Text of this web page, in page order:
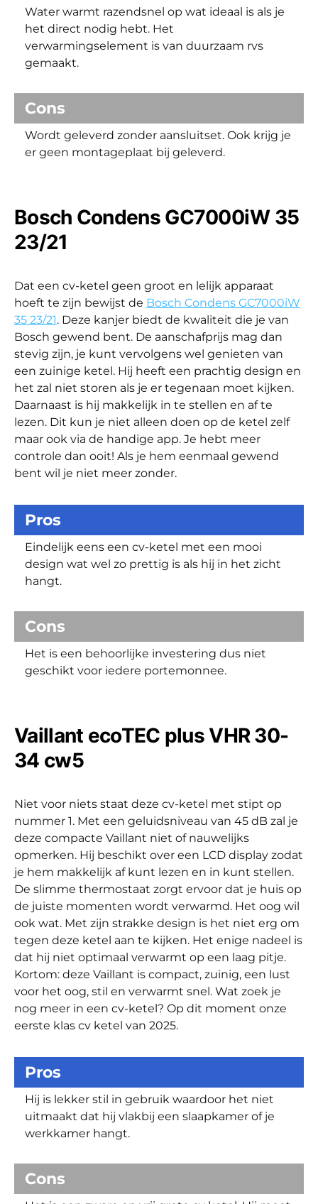
Water warmt razendsnel op wat ideaal is als je
het direct nodig hebt. Het
verwarmingselement is van duurzaam rvs
gemaakt.
Cons
Wordt geleverd zonder aansluitset. Ook krijg je
er geen montageplaat bij geleverd.
Bosch Condens GC7000iW 35
23/21
Dat een cv-ketel geen groot en lelijk apparaat
hoeft te zijn bewijst de Bosch Condens GC7000iW
35 23/21. Deze kanjer biedt de kwaliteit die je van
Bosch gewend bent. De aanschafprijs mag dan
stevig zijn, je kunt vervolgens wel genieten van
een zuinige ketel. Hij heeft een prachtig design en
het zal niet storen als je er tegenaan moet kijken.
Daarnaast is hij makkelijk in te stellen en af te
lezen. Dit kun je niet alleen doen op de ketel zelf
maar ook via de handige app. Je hebt meer
controle dan ooit! Als je hem eenmaal gewend
bent wil je niet meer zonder.
Pros
Eindelijk eens een cv-ketel met een mooi
design wat wel zo prettig is als hij in het zicht
hangt.
Cons
Het is een behoorlijke investering dus niet
geschikt voor iedere portemonnee.
Vaillant ecoTEC plus VHR 30-
34 cw5
Niet voor niets staat deze cv-ketel met stipt op
nummer 1. Met een geluidsniveau van 45 dB zal je
deze compacte Vaillant niet of nauwelijks
opmerken. Hij beschikt over een LCD display zodat
je hem makkelijk af kunt lezen en in kunt stellen.
De slimme thermostaat zorgt ervoor dat je huis op
de juiste momenten wordt verwarmd. Het oog wil
ook wat. Met zijn strakke design is het niet erg om
tegen deze ketel aan te kijken. Het enige nadeel is
dat hij niet optimaal verwarmt op een laag pitje.
Kortom: deze Vaillant is compact, zuinig, een lust
voor het oog, stil en verwarmt snel. Wat zoek je
nog meer in een cv-ketel? Op dit moment onze
eerste klas cv ketel van 2025.
Pros
Hij is lekker stil in gebruik waardoor het niet
uitmaakt dat hij vlakbij een slaapkamer of je
werkkamer hangt.
Cons